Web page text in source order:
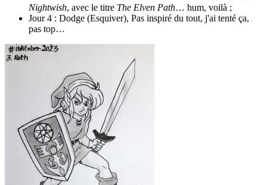
Nightwish, avec le titre The Elven Path… hum, voilà ;
Jour 4 : Dodge (Esquiver), Pas inspiré du tout, j'ai tenté ça,
pas top…